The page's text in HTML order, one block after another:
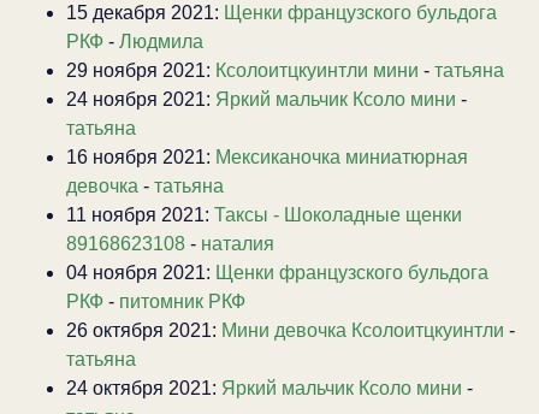
15 декабря 2021: Щенки французского бульдога
РКФ - Людмила
29 ноября 2021: Ксолоитцкуинтли мини - татьяна
24 ноября 2021: Яркий мальчик Ксоло мини -
татьяна
16 ноября 2021: Мексиканочка миниатюрная
девочка - татьяна
11 ноября 2021: Таксы - Шоколадные щенки
89168623108 - наталия
04 ноября 2021: Щенки французского бульдога
РКФ - питомник РКФ
26 октября 2021: Мини девочка Ксолоитцкуинтли -
татьяна
24 октября 2021: Яркий мальчик Ксоло мини -